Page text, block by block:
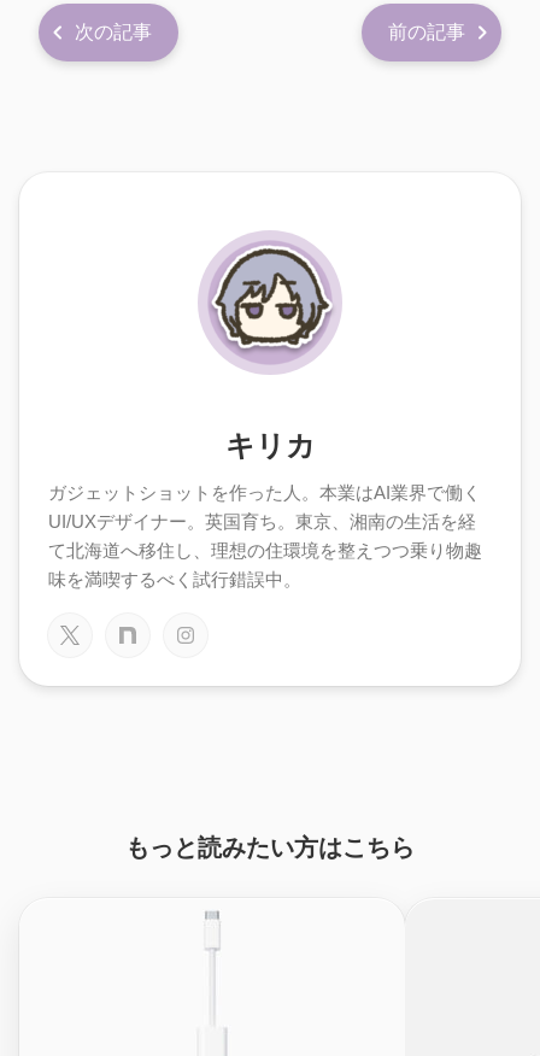
次の記事 前の記事
キリカ
ガジェットショットを作った人。本業はAI業界で働く
UI/UXデザイナー。英国育ち。東京、湘南の生活を経
て北海道へ移住し、理想の住環境を整えつつ乗り物趣
味を満喫するべく試行錯誤中。
もっと読みたい方はこちら